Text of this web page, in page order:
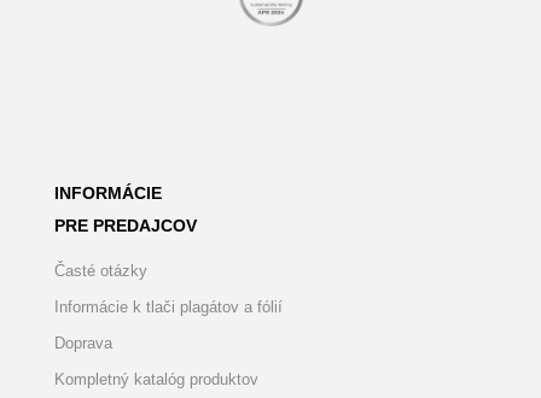
INFORMÁCIE
PRE PREDAJCOV
Časté otázky
Informácie k tlači plagátov a fólií
Doprava
Kompletný katalóg produktov